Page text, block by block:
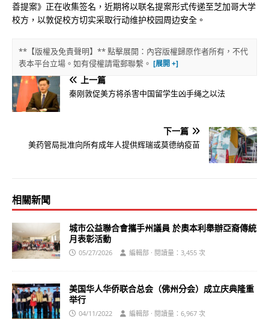
善提案》正在收集签名，近期将以联名提案形式传递至芝加哥大学
校方，以敦促校方切实采取行动维护校园周边安全。
**【版權及免責聲明】** 點擊展開：內容版權歸原作者所有，不代
表本平台立場。如有侵權請電郵聯繫。
上一篇
秦刚敦促美方将杀害中国留学生凶手绳之以法
下一篇
美药管局批准向所有成年人提供辉瑞或莫德纳疫苗
相關新聞
城市公益聯合會攜手州議員 於奧本利舉辦亞裔傳統
月表彰活動
05/27/2026 編輯部 · 閱讀量：3,455 次
美国华人华侨联合总会（佛州分会）成立庆典隆重
举行
04/11/2022 編輯部 · 閱讀量：6,967 次